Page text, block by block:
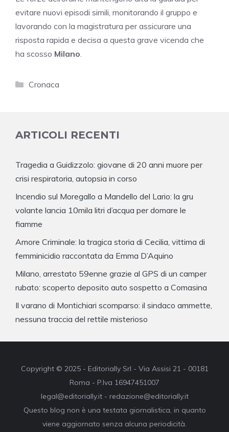
evitare nuovi episodi simili, monitorando il gruppo e
lavorando con la magistratura per assicurare una
risposta rapida e decisa a questa grave vicenda che
ha scosso Milano
Categorie
Cronaca
ARTICOLI RECENTI
Tragedia a Guidizzolo: giovane di 20 anni muore per
crisi respiratoria, autopsia in corso
Incendio sul Moregallo a Mandello del Lario: la gru
volante lancia 10mila litri d’acqua per domare le
fiamme
Amore Criminale: la tragica storia di Cecilia, vittima di
femminicidio raccontata da Emma D’Aquino
Milano, arrestato 59enne grazie al GPS di un camper
rubato: scoperto deposito auto sospetto a Comasina
Il varano di Montichiari scomparso: il sindaco ammette,
nessuna traccia del rettile misterioso
Copyright © 2025 - Editorially Srl - Via Assisi 21 - 00181
Roma - P.Iva 16947451007
legal@editorially.it - redazione@editorially.it
Questo blog non è una testata giornalistica, in quanto
viene aggiornato senza alcuna periodicità.